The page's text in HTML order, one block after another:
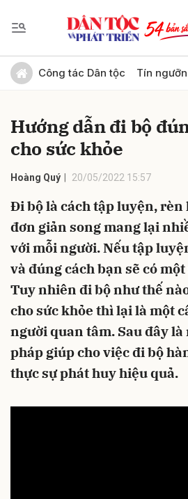
Công tác Dân tộc Tín
Hướng dẫn đi bộ
cho sức khỏe
Hoàng Quý 20/05/2022 15:57
Đi bộ là cách tập luyện, rèn
đơn giản song mang lại
với mỗi người. Nếu tập
và đúng cách bạn sẽ có
Tuy nhiên đi bộ như thế
cho sức khỏe thì lại là một
người quan tâm. Sau đây
pháp giúp cho việc đi bộ
thực sự phát huy hiệu quả.
Gửi bình luận